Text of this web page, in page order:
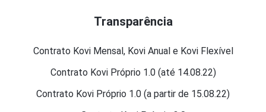
Transparência
Contrato Kovi Mensal, Kovi Anual e Kovi Flexível
Contrato Kovi Próprio 1.0 (até 14.08.22)
Contrato Kovi Próprio 1.0 (a partir de 15.08.22)